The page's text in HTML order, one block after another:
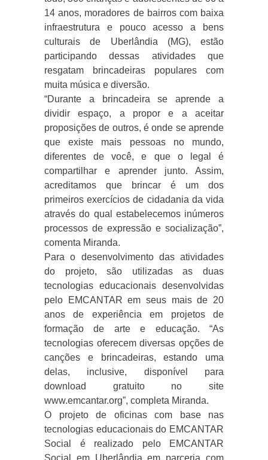
14 anos, moradores de bairros com baixa
infraestrutura e pouco acesso a bens
culturais de Uberlândia (MG), estão
participando dessas atividades que
resgatam brincadeiras populares com
muita música e diversão.
“Durante a brincadeira se aprende a
dividir espaço, a propor e a aceitar
proposições de outros, é onde se aprende
que existe mais pessoas no mundo,
diferentes de você, e que o legal é
compartilhar e aprender junto. Assim,
acreditamos que brincar é um dos
primeiros exercícios de cidadania da vida
através do qual estabelecemos inúmeros
processos de expressão e socialização”,
comenta Miranda.
Para o desenvolvimento das atividades
do projeto, são utilizadas as duas
tecnologias educacionais desenvolvidas
pelo EMCANTAR em seus mais de 20
anos de experiência em projetos de
formação de arte e educação. “As
tecnologias oferecem diversas opções de
canções e brincadeiras, estando uma
delas, inclusive, disponível para
download gratuito no site
www.emcantar.org”, completa Miranda.
O projeto de oficinas com base nas
tecnologias educacionais do EMCANTAR
Social é realizado pelo EMCANTAR
Social em Uberlândia em parceria com